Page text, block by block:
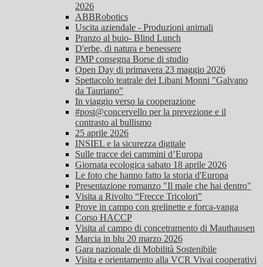
2026
ABBRobotics
Uscita aziendale - Produzioni animali
Pranzo al buio- Blind Lunch
D'erbe, di natura e benessere
PMP consegna Borse di studio
Open Day di primavera 23 maggio 2026
Spettacolo teatrale dei Libani Monni "Galvano
da Tauriano"
In viaggio verso la cooperazione
#post@concervello per la prevezione e il
contrasto al bullismo
25 aprile 2026
INSIEL e la sicurezza digitale
Sulle tracce dei cammini d’Europa
Giornata ecologica sabato 18 aprile 2026
Le foto che hanno fatto la storia d'Europa
Presentazione romanzo "Il male che hai dentro"
Visita a Rivolto “Frecce Tricolori”
Prove in campo con grelinette e forca-vanga
Corso HACCP
Visita al campo di concetramento di Mauthausen
Marcia in blu 20 marzo 2026
Gara nazionale di Mobilità Sostenibile
Visita e orientamento alla VCR Vivai cooperativi